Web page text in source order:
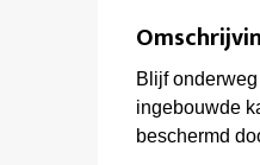
Blijf
ingebouwde
beschermd